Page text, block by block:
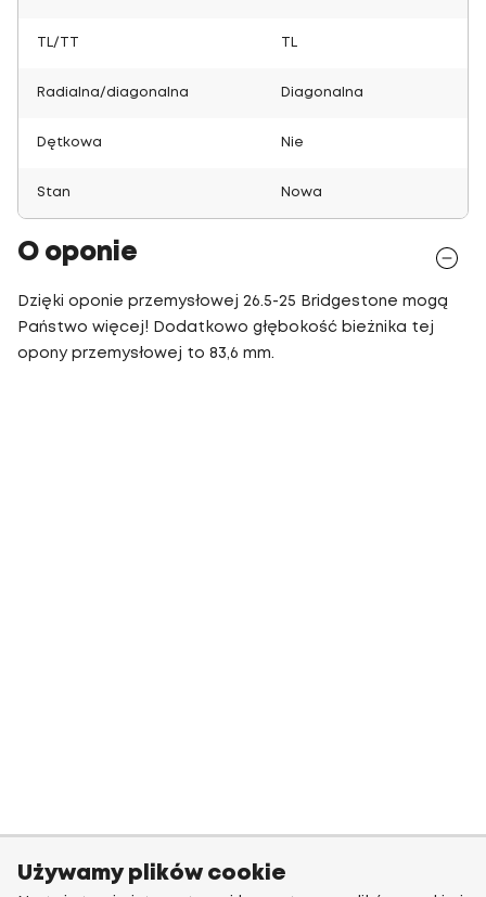
TL/TT
Radialna/diagonalna Diagonalna
Dętkowa Nie
Stan Nowa
O oponie
Dzięki oponie przemysłowej 26.5-25 Bridgestone mogą
Państwo więcej! Dodatkowo głębokość bieżnika tej
opony przemysłowej to 83,6 mm.
Używamy plików cookie